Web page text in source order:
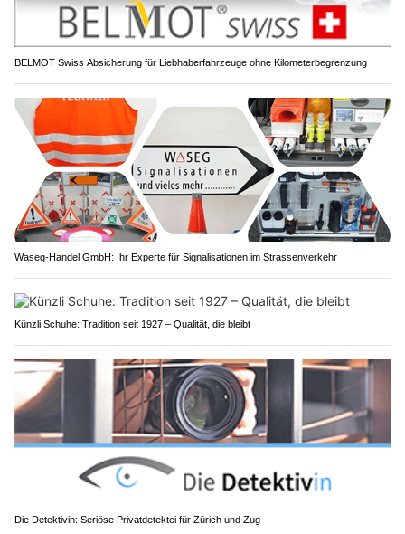
BELMOT Swiss Absicherung für Liebhaberfahrzeuge ohne Kilometerbegrenzung
Waseg-Handel GmbH: Ihr Experte für Signalisationen im Strassenverkehr
Künzli Schuhe: Tradition seit 1927 – Qualität, die bleibt
Die Detektivin: Seriöse Privatdetektei für Zürich und Zug